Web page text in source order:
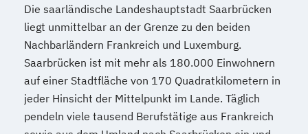
Die saarländische Landeshauptstadt Saarbrücken
liegt unmittelbar an der Grenze zu den beiden
Nachbarländern Frankreich und Luxemburg.
Saarbrücken ist mit mehr als 180.000 Einwohnern
auf einer Stadtfläche von 170 Quadratkilometern in
jeder Hinsicht der Mittelpunkt im Lande. Täglich
pendeln viele tausend Berufstätige aus Frankreich